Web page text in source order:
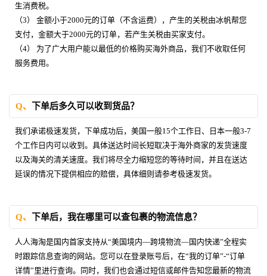
生消费税。
（3） 金额小于2000元的订单（不含运费），产生的关税由冰帆帮您
支付，金额大于2000元的订单，若产生关税由买家支付。
（4） 为了广大用户能以最低的价格购买海外商品，我们不收取任何
服务费用。
Q、 下单后多久可以收到货品？
我们承诺极速发货，下单成功后，美国一般15个工作日、日本一般3-7
个工作日内可以收到。具体送达时间长短取决于海外商家的发货速度
以及海关的清关速度。我们将尽全力缩短您的等待时间，并且在送达
延误的情况下提供相应的赔偿，具体细则请参考极速发货。
Q、 下单后，我在哪里可以查包裹的物流信息？
人人海淘是国内首家支持从“美国境内—跨境物流—国内快递”全程实
时跟踪信息查询的网站。您可以在登录账号后，在“我的订单”-“订单
详情”里进行查询。同时，我们也会通过短信或邮件告知您最新的物流